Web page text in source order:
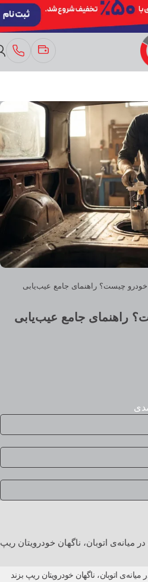
چیست؟ راهنمای جامع عیب‌یابی
راهنمای جامع عیب‌یابی
میانه‌ی اتوبان، ناگهان خودرویتان ریپ
میانه‌ی اتوبان، ناگهان خودرویتان ریپ بزند